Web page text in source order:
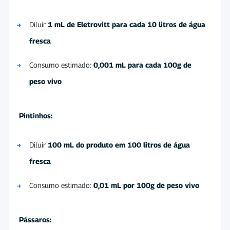
Diluir 1 mL de Eletrovitt para cada 10 litros de água
fresca
Consumo estimado: 0,001 mL para cada 100g de
peso vivo
Pintinhos:
Diluir 100 mL do produto em 100 litros de água
fresca
Consumo estimado: 0,01 mL por 100g de peso vivo
Pássaros: